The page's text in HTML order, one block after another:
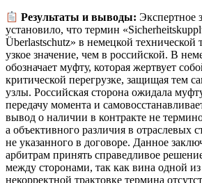
Результаты и выводы: Экспертное
установило, что термин
Überlastschutz» в немецкой технической
узкое значение, чем в российской. В
обозначает муфту, которая жертвует
критической перегрузке, защищая тем
узлы. Российская сторона ожидала
передачу момента и
вывод о наличии в контракте не
а объективного различия в отраслевых
не указанного в договоре. Данное
арбитрам принять справедливое
между сторонами, так как вина одной из
некорректной трактовке термина